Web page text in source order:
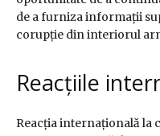
de a furniza informații
corupție din interiorul
Reacțiile
Reacția internațională la